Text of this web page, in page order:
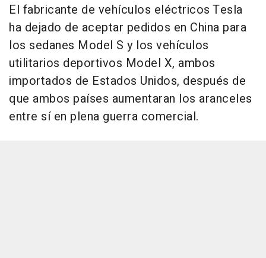
El fabricante de vehículos eléctricos Tesla
ha dejado de aceptar pedidos en China para
los sedanes Model S y los vehículos
utilitarios deportivos Model X, ambos
importados de Estados Unidos, después de
que ambos países aumentaran los aranceles
entre sí en plena guerra comercial.